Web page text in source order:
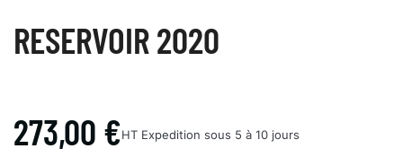
RESERVOIR 2020
273,00 €HT Expedition sous 5 à 10 jours